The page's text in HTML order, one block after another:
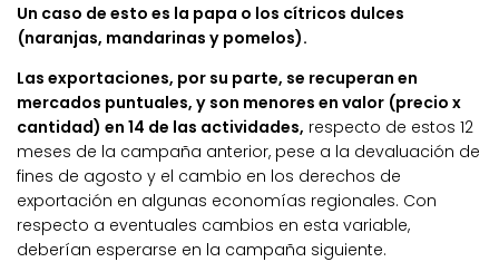
Un caso de esto es la papa o los cítricos dulces
(naranjas, mandarinas y pomelos).
Las exportaciones, por su parte, se recuperan en
mercados puntuales, y son menores en valor (precio x
cantidad) en 14 de las actividades, respecto de estos 12
meses de la campaña anterior, pese a la devaluación de
fines de agosto y el cambio en los derechos de
exportación en algunas economías regionales. Con
respecto a eventuales cambios en esta variable,
deberían esperarse en la campaña siguiente.